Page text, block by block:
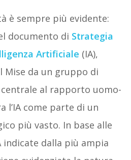
è sempre più evidente:
documento di Strategia
Artificiale (IA),
Mise da un gruppo di
al rapporto uomo-
l’IA come parte di un
più vasto. In base alle
indicate dalla più ampia